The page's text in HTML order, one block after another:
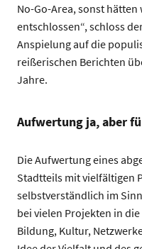
No-Go-Area, sonst
entschlossen“, schloss
Anspielung auf die
reißerischen Berichten
Jahre.
Aufwertung ja, aber
Die Aufwertung eines
Stadtteils mit vielfältigen
selbstverständlich im
bei vielen Projekten in
Bildung, Kultur,